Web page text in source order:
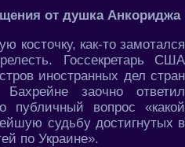
от душка Анкориджа
косточку, как-то замотался
Госсекретарь США
иностранных дел стран
заочно ответил
публичный вопрос «какой
судьбу достигнутых в
по Украине».